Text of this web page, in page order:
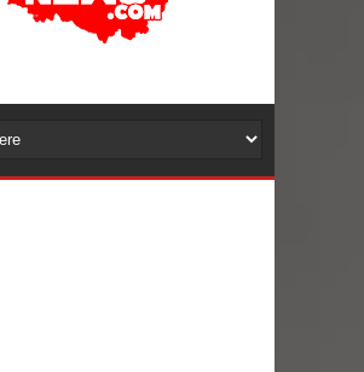
Talca en el inicio de la Fiesta del
Torneo de Asadores reúne a 13